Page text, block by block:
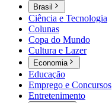
Brasil
Ciência e Tecnologia
Colunas
Copa do Mundo
Cultura e Lazer
Economia
Educação
Emprego e Concursos
Entretenimento